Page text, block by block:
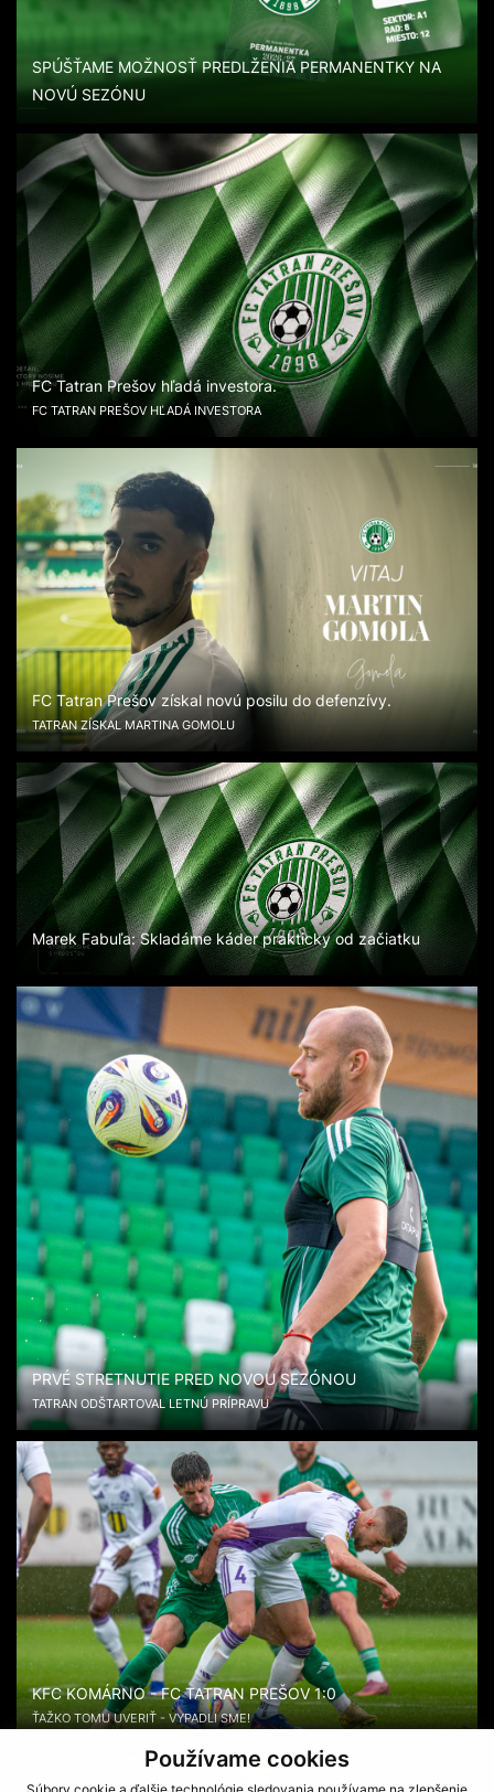
Používame cookies
SPÚŠŤAME MOŽNOSŤ PREDLŽENIA PERMANENTKY NA
NOVÚ SEZÓNU
FC Tatran Prešov hľadá investora.
FC TATRAN PREŠOV HĽADÁ INVESTORA
FC Tatran Prešov získal novú posilu do defenzívy.
TATRAN ZÍSKAL MARTINA GOMOLU
Marek Fabuľa: Skladáme káder prakticky od začiatku
PRVÉ STRETNUTIE PRED NOVOU SEZÓNOU
TATRAN ODŠTARTOVAL LETNÚ PRÍPRAVU
KFC KOMÁRNO - FC TATRAN PREŠOV 1:0
ŤAŽKO TOMU UVERIŤ - VYPADLI SME!